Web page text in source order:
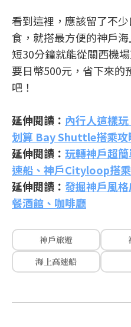
看到這裡，應該留了不
食，就搭最方便的神戶
短30分鐘就能從關西機
要日幣500元，省下來的
吧！
延伸閱讀： 內行人這樣
划算 Bay Shuttle搭乘攻
延伸閱讀： 玩轉神戶超
速船、神戶Cityloop搭
延伸閱讀： 發掘神戶風
餐酒館、咖啡廳
神戶旅遊
海上高速船